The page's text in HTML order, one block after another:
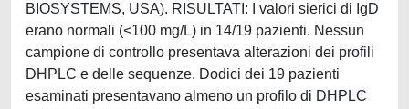
BIOSYSTEMS, USA). RISULTATI: I valori sierici di IgD
erano normali (<100 mg/L) in 14/19 pazienti. Nessun
campione di controllo presentava alterazioni dei profili
DHPLC e delle sequenze. Dodici dei 19 pazienti
esaminati presentavano almeno un profilo di DHPLC